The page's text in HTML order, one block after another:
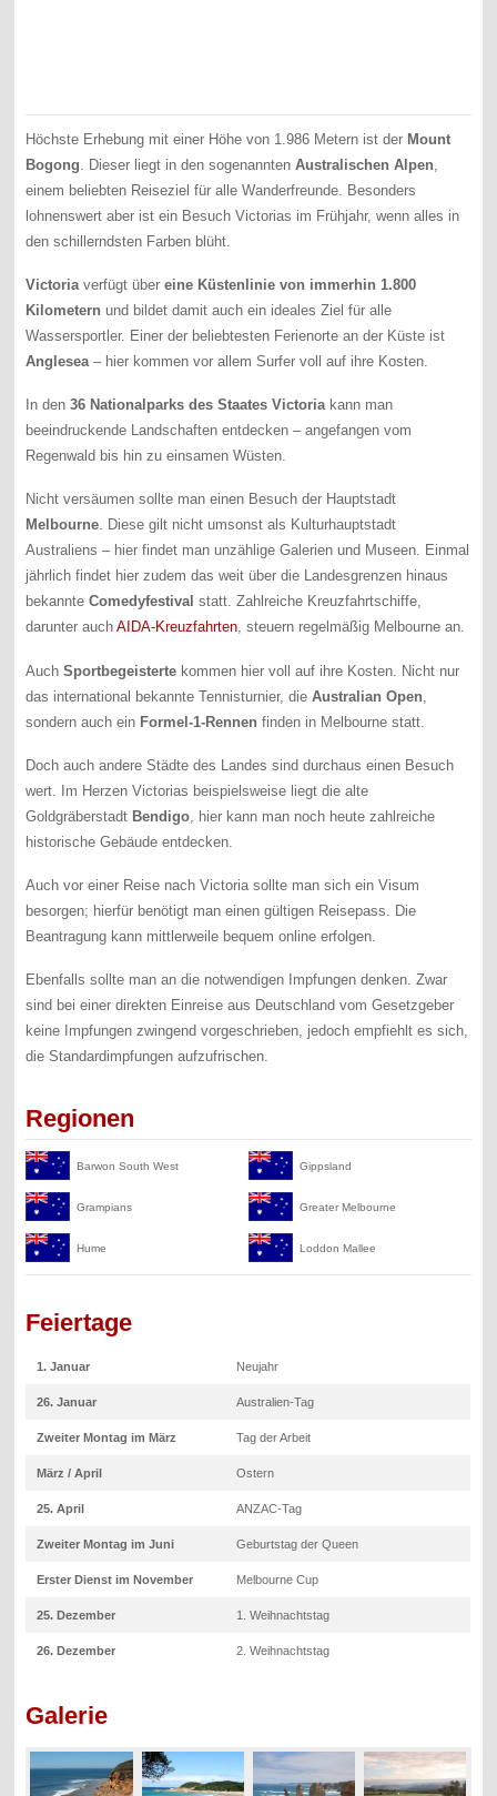
Höchste Erhebung mit einer Höhe von 1.986 Metern ist der Mount
Bogong . Dieser liegt in den sogenanntenAustralischen Alpen
einem beliebten Reiseziel für alle Wanderfreunde. Besonders
lohnenswert aber ist ein Besuch Victorias im Frühjahr, wenn alles in
den schillerndsten Farben blüht.
Victoria verfügt übereine Küstenlinie von immerhin 1.800
Kilometern und bildet damit auch ein ideales Ziel für alle
Wassersportler. Einer der beliebtesten Ferienorte an der Küste ist
Anglesea – hier kommen vor allem Surfer voll auf ihre Kosten.
In den36 Nationalparks des Staates Victoriakann man
beeindruckende Landschaften entdecken – angefangen vom
Regenwald bis hin zu einsamen Wüsten.
Nicht versäumen sollte man einen Besuch der Hauptstadt
Melbourne. Diese gilt nicht umsonst als Kulturhauptstadt
Australiens – hier findet man unzählige Galerien und Museen. Einmal
jährlich findet hier zudem das weit über die Landesgrenzen hinaus
bekannteComedyfestival statt. Zahlreiche Kreuzfahrtschiffe,
darunter auchAIDA-Kreuzfahrten, steuern regelmäßig Melbourne an.
AuchSportbegeisterte kommen hier voll auf ihre Kosten. Nicht nur
das international bekannte Tennisturnier, dieAustralian Open
sondern auch ein Formel-1-Rennen finden in Melbourne statt.
Doch auch andere Städte des Landes sind durchaus einen Besuch
wert. Im Herzen Victorias beispielsweise liegt die alte
Goldgräberstadt Bendigo , hier kann man noch heute zahlreiche
historische Gebäude entdecken.
Auch vor einer Reise nach Victoria sollte man sich ein Visum
besorgen; hierfür benötigt man einen gültigen Reisepass. Die
Beantragung kann mittlerweile bequem online erfolgen.
Ebenfalls sollte man an die notwendigen Impfungen denken. Zwar
sind bei einer direkten Einreise aus Deutschland vom Gesetzgeber
keine Impfungen zwingend vorgeschrieben, jedoch empfiehlt es sich,
die Standardimpfungen aufzufrischen.
Regionen
Barwon South West Gippsland
Grampians Greater Melbourne
Hume Loddon Mallee
Feiertage
1. Januar Neujahr
26. Januar Australien-Tag
Zweiter Montag im März Tag der Arbeit
März / April Ostern
25. April ANZAC-Tag
Zweiter Montag im Juni Geburtstag der Queen
Erster Dienst im November Melbourne Cup
25. Dezember 1. Weihnachtstag
26. Dezember 2. Weihnachtstag
Galerie